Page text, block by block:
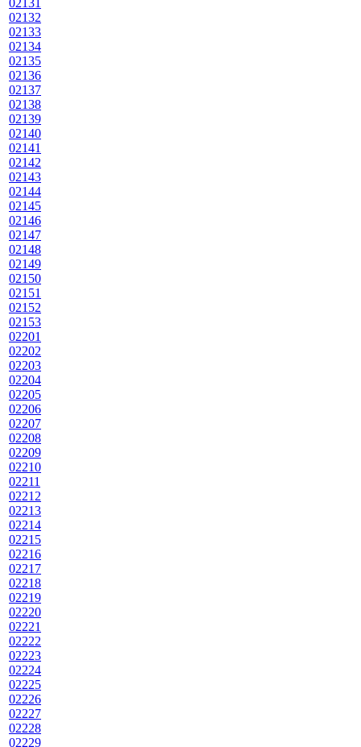
02131
02132
02133
02134
02135
02136
02137
02138
02139
02140
02141
02142
02143
02144
02145
02146
02147
02148
02149
02150
02151
02152
02153
02201
02202
02203
02204
02205
02206
02207
02208
02209
02210
02211
02212
02213
02214
02215
02216
02217
02218
02219
02220
02221
02222
02223
02224
02225
02226
02227
02228
02229